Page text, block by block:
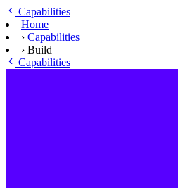
Ga naar hoofdinhoud
Capabilities
Home
› Capabilities
› Build
Capabilities